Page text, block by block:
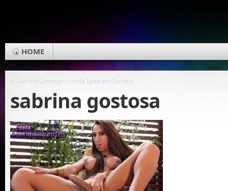
HOME
« Sabrina Camargo – Linda Tgata em Curitiba
sabrina gostosa